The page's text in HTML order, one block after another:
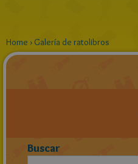
Home › Galería de ratolibros
Buscar